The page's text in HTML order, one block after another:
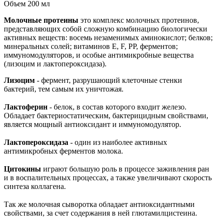
Объем 200 мл
Молочные протеины это комплекс молочных протеинов,
представляющих собой сложную комбинацию биологически
активных веществ: восемь незаменимых аминокислот; белков;
минеральных солей; витаминов Е, F, РР, ферментов;
иммуномодуляторов, и особые антимикробные вещества
(лизоцим и лактопероксидаза).
Лизоцим - фермент, разрушающий клеточные стенки
бактерий, тем самым их уничтожая.
Лактоферин - белок, в состав которого входит железо.
Обладает бактериостатическим, бактерицидным свойствами,
является мощный антиоксидант и иммуномодулятор.
Лактопероксидаза - один из наиболее активных
антимикробных ферментов молока.
Цитокины играют большую роль в процессе заживления ран
и в воспалительных процессах, а также увеличивают скорость
синтеза коллагена.
Так же молочная сыворотка обладает антиоксидантными
свойствами, за счет содержания в ней глютамилцистеина.